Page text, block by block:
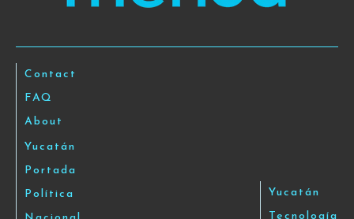
Yucatán
Portada
Política
Yucatán
Tecnología
Contact
FAQ
About